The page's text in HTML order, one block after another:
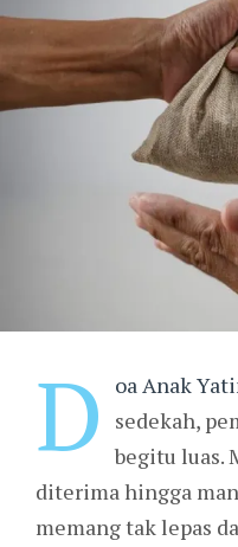
D oa Anak
sedekah,
begitu luas.
diterima hingga
memang tak lepas